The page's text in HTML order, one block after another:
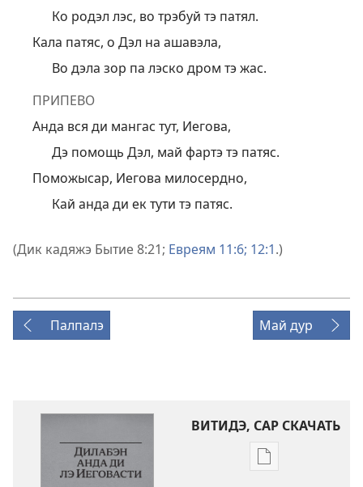
Ко родэл лэс, во трэбуй тэ патял.
Кала патяс, о Дэл на ашавэла,
Во дэла зор па лэско дром тэ жас.
ПРИПЕВО
Анда вся ди мангас тут, Иегова,
Дэ помощь Дэл, май фартэ тэ патяс.
Поможысар, Иегова милосердно,
Кай анда ди ек тути тэ патяс.
(Дик кадяжэ Бытие 8:21; Евреям 11:6; 12:1.)
Палпалэ Май дур
ВИТИДЭ, САР СКАЧАТЬ
Скачай